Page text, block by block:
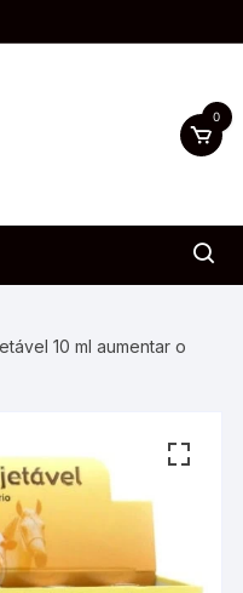
0
10 ml aumentar o